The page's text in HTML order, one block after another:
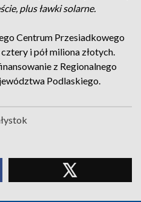
plus ławki solarne.
Centrum Przesiadkowego
i pół miliona złotych.
z Regionalnego
Podlaskiego.